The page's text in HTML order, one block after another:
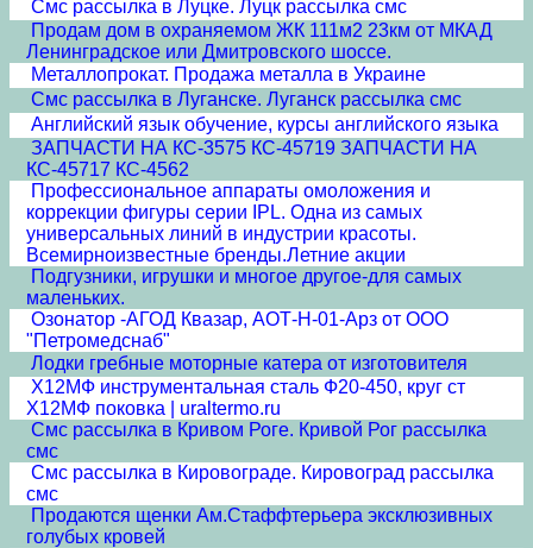
Смс рассылка в Луцке. Луцк рассылка смс
Продам дом в охраняемом ЖК 111м2 23км от МКАД
Ленинградское или Дмитровского шоссе.
Металлопрокат. Продажа металла в Украине
Смс рассылка в Луганске. Луганск рассылка смс
Английский язык обучение, курсы английского языка
ЗАПЧАСТИ НА КС-3575 КС-45719 ЗАПЧАСТИ НА
КС-45717 КС-4562
Профессиональное аппараты омоложения и
коррекции фигуры серии IPL. Одна из самых
универсальных линий в индустрии красоты.
Всемирноизвестные бренды.Летние акции
Подгузники, игрушки и многое другое-для самых
маленьких.
Озонатор -АГОД Квазар, АОТ-Н-01-Арз от ООО
"Петромедснаб"
Лодки гребные моторные катера от изготовителя
Х12МФ инструментальная сталь Ф20-450, круг ст
Х12МФ поковка | uraltermo.ru
Смс рассылка в Кривом Роге. Кривой Рог рассылка
смс
Смс рассылка в Кировограде. Кировоград рассылка
смс
Продаются щенки Ам.Стаффтерьера эксклюзивных
голубых кровей